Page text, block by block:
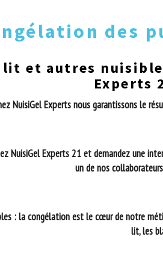
des
lit et autres
Experts
NuisiGel Experts nous garantissons le
NuisiGel Experts 21 et demandez une
un de nos
: la congélation est le cœur de notre
lit, les